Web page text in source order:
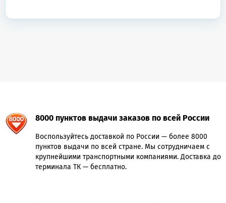
8000 пунктов выдачи заказов по всей России
Воспользуйтесь доставкой по России — более 8000
пунктов выдачи по всей стране. Мы сотрудничаем с
крупнейшими транспортными компаниями. Доставка до
терминала ТК — бесплатно.